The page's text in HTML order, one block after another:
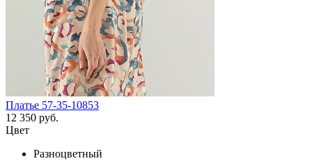
Платье 57-35-10853
12 350 руб.
Цвет
Разноцветный